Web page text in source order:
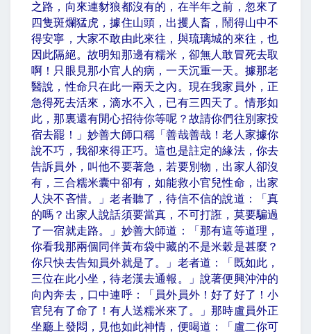
之路，向來連豺狼都沒有的，在半年之前，忽來了
四隻斑爛猛虎，據住山頭，出攫人畜，鬧得山中不
得安寧，大家不敢由此來往，與琉璃城的來往，也
因此隔絕。故明知那邊有糯米，卻無人敢冒死去取
啊！只眼見那小官人的病，一天沉重一天。據那老
醫說，性命只在此一兩天之內。現在我家員外，正
急得死去活來，滴水不入，已有三四天了。情形如
此，那裏還有閒心招待你等呢？故請你們往別家投
宿去罷！」妙善大師口稱「善哉善哉！老人家據你
說不巧，我卻來得正巧。這也是註定的緣法，你去
告訴員外，叫他不要著急，若要別物，出家人卻沒
有，三合糯米囊中卻有，如能救小官兒性命，出家
人決不吝惜。」老者聽了，待信不信的說道：「真
的嗎？出家人說話須要當真，不可打誑，莫要騙過
了一宿就走路。」妙善大師道：「那有這等道理，
你看我那兩個同伴黃布袋中藏的不是米穀是甚麼？
你只快去告知員外就是了。」老者道：「既如此，
三位在此小坐，待老漢去通報。」說著便興沖沖的
向內奔去，口中連呼：「員外員外！好了好了！小
官兒有了命了！有人送糯米來了。」那時盧員外正
坐廳上發悶，見他如此神情，便暍道：「盧二你可